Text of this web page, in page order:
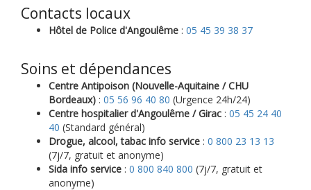
Contacts locaux
Hôtel de Police d'Angoulême : 05 45 39 38 37
Soins et dépendances
Centre Antipoison (Nouvelle-Aquitaine / CHU
Bordeaux) : 05 56 96 40 80 (Urgence 24h/24)
Centre hospitalier d'Angoulême / Girac : 05 45 24 40
40 (Standard général)
Drogue, alcool, tabac info service : 0 800 23 13 13
(7j/7, gratuit et anonyme)
Sida info service : 0 800 840 800 (7j/7, gratuit et
anonyme)